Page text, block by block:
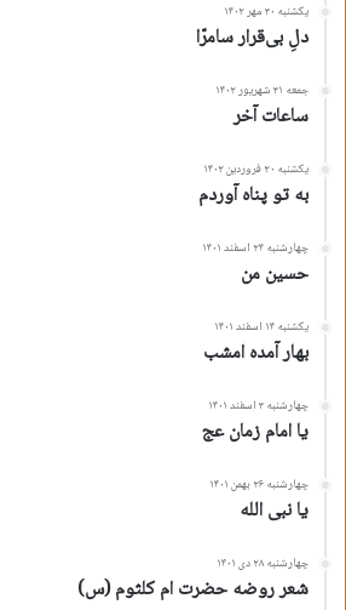
یکشنبه ۳۰ مهر ۱۴۰۲
دلِ بی‌قرار سامرّا
جمعه ۳۱ شهریور ۱۴۰۲
ساعات آخر
یکشنبه ۲۰ فروردین ۱۴۰۲
به تو پناه آوردم
چهارشنبه ۲۴ اسفند ۱۴۰۱
حسین من
یکشنبه ۱۴ اسفند ۱۴۰۱
بهار آمده امشب
چهارشنبه ۳ اسفند ۱۴۰۱
یا امام زمان عج
چهارشنبه ۲۶ بهمن ۱۴۰۱
یا نبی الله
چهارشنبه ۲۸ دی ۱۴۰۱
شعر روضه حضرت ام کلثوم (س)